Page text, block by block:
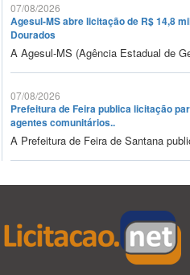
07/08/2026
Agesul-MS abre licitação de R$ 14,8
Dourados
A Agesul-MS (Agência Estadual de
07/08/2026
Prefeitura de Feira publica licitação
agentes comunitários..
A Prefeitura de Feira de Santana